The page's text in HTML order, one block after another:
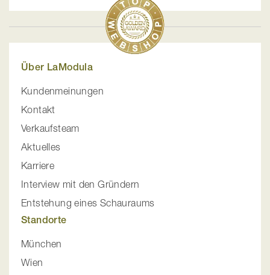
Über LaModula
Kundenmeinungen
Kontakt
Verkaufsteam
Aktuelles
Karriere
Interview mit den Gründern
Entstehung eines Schauraums
Standorte
München
Wien